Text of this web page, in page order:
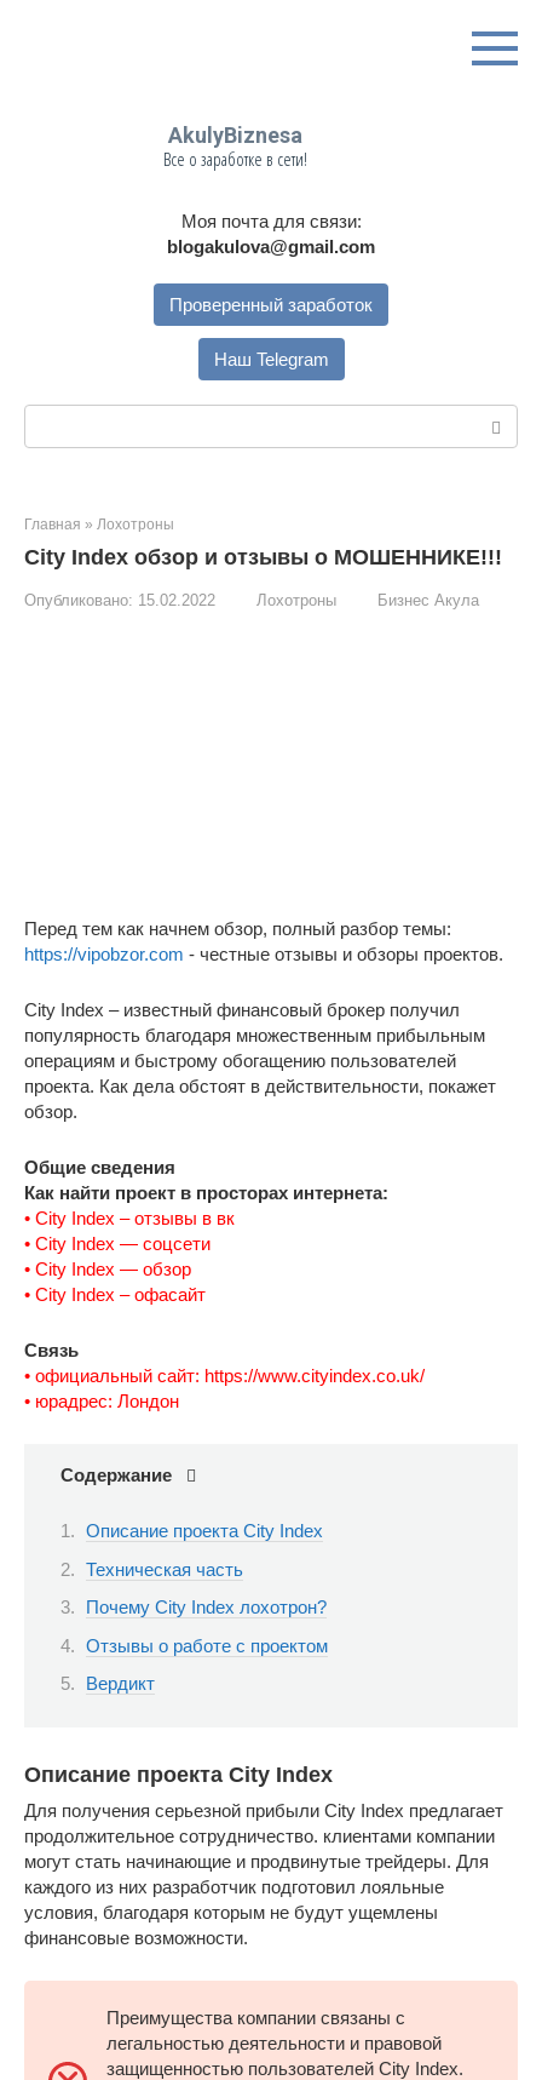
AkulyBiznesa
Все о заработке в сети!
Моя почта для связи:
blogakulova@gmail.com
Проверенный заработок
Наш Telegram
Главная » Лохотроны
City Index обзор и отзывы о МОШЕННИКЕ!!!
Опубликовано: 15.02.2022 Лохотроны Бизнес Акула
Перед тем как начнем обзор, полный разбор темы:
https://vipobzor.com - честные отзывы и обзоры проектов.
City Index – известный финансовый брокер получил
популярность благодаря множественным прибыльным
операциям и быстрому обогащению пользователей
проекта. Как дела обстоят в действительности, покажет
обзор.
Общие сведения
Как найти проект в просторах интернета:
• City Index – отзывы в вк
• City Index — соцсети
• City Index — обзор
• City Index – офасайт
Связь
• официальный сайт: https://www.cityindex.co.uk/
• юрадрес: Лондон
Содержание
Описание проекта City Index
Техническая часть
Почему City Index лохотрон?
Отзывы о работе с проектом
Вердикт
Описание проекта City Index
Для получения серьезной прибыли City Index предлагает
продолжительное сотрудничество. клиентами компании
могут стать начинающие и продвинутые трейдеры. Для
каждого из них разработчик подготовил лояльные
условия, благодаря которым не будут ущемлены
финансовые возможности.
Преимущества компании связаны с
легальностью деятельности и правовой
защищенностью пользователей City Index.